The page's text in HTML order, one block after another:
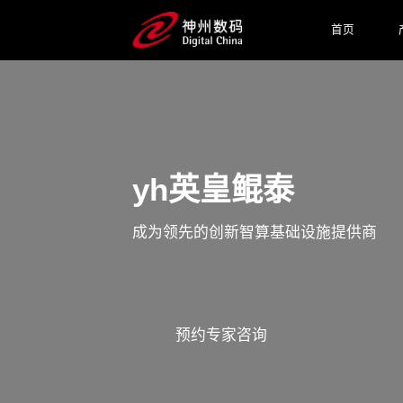
首页
yh英皇鲲泰
成为领先的创新智算基础设施提供商
预约专家咨询